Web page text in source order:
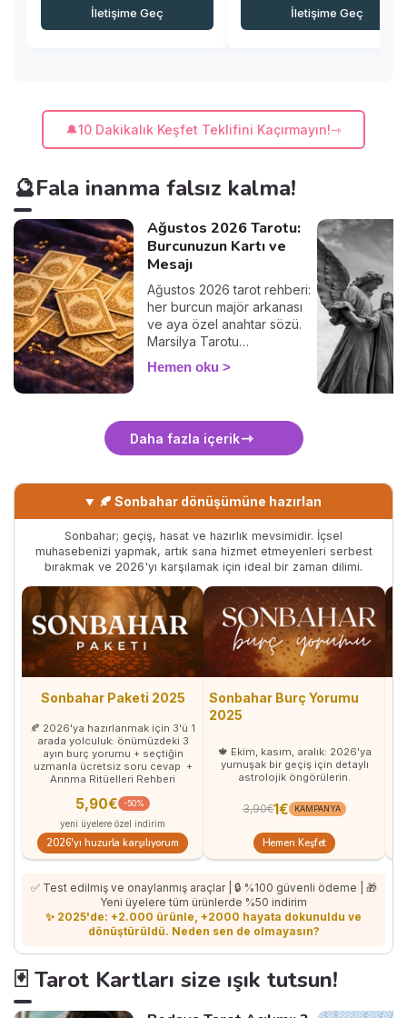
İletişime Geç İletişime Geç
🔔10 Dakikalık Keşfet Teklifini Kaçırmayın!
🔮Fala inanma falsız kalma!
Ağustos 2026 Tarotu:
Burcunuzun Kartı ve
Mesajı
Ağustos 2026 tarot rehberi:
her burcun majör arkanası
ve aya özel anahtar sözü.
Marsilya Tarotu
geleneğinde kişisel kartınızı
bir tarotçuyla okuyun.
Hemen oku
Daha fazla içerik
🍂 Sonbahar dönüşümüne hazırlan
Sonbahar; geçiş, hasat ve hazırlık mevsimidir. İçsel
muhasebenizi yapmak, artık sana hizmet etmeyenleri serbest
bırakmak ve 2026'yı karşılamak için ideal bir zaman dilimi.
Sonbahar Paketi 2025
🍂 2026'ya hazırlanmak için 3'ü 1
arada yolculuk: önümüzdeki 3
ayın burç yorumu + seçtiğin
uzmanla ücretsiz soru cevap +
Arınma Ritüelleri Rehberi
5,90€ -50%
yeni üyelere özel indirim
2026'yı huzurla karşılıyorum
Sonbahar Burç Yorumu
2025
🍁 Ekim, kasım, aralık: 2026'ya
yumuşak bir geçiş için detaylı
astrolojik öngörülerin.
3,90€1€ KAMPANYA
Hemen Keşfet
✅ Test edilmiş ve onaylanmış araçlar | 🔒 %100 güvenli ödeme | 🎁
Yeni üyelere tüm ürünlerde %50 indirim
✨ 2025'de: +2.000 ürünle, +2000 hayata dokunuldu ve
dönüştürüldü. Neden sen de olmayasın?
🃏 Tarot Kartları size ışık tutsun!